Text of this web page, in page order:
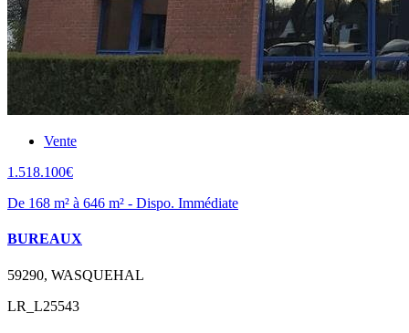
Vente
1.518.100€
De 168 m² à 646 m² - Dispo. Immédiate
BUREAUX
59290, WASQUEHAL
LR_L25543